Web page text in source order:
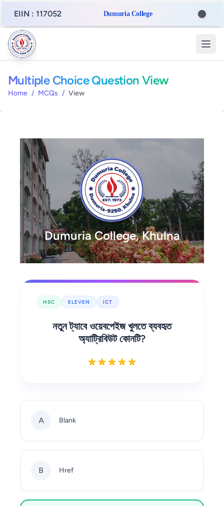
EIIN : 117052 Dumuria College
Multiple Choice Question View
Home / MCQs / View
Dumuria College, Khulna
HSC ELEVEN ICT
নতুন ট্যাবে ওয়েবপেইজ খুলতে ব্যবহৃত
অ্যাট্রিবিউট কোনটি?
A Blank
B Href